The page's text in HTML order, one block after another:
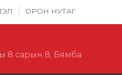
ОРОН НУТАГ
8 сарын 8, Бямба